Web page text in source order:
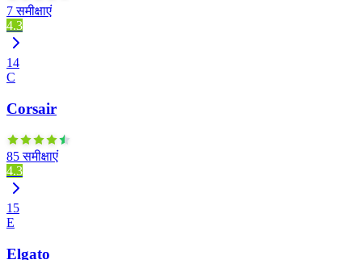
7 समीक्षाएं
4.3
14
C
Corsair
85 समीक्षाएं
4.3
15
E
Elgato